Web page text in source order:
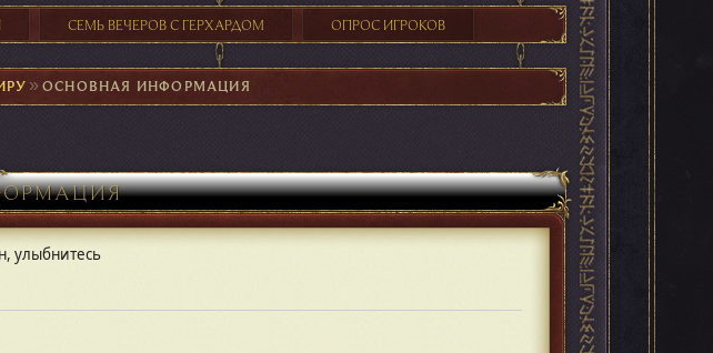
СЕМЬ ВЕЧЕРОВ С ГЕРХАРДОМ ОПРОС ИГРОКОВ
►ОСНОВНАЯ ИНФОРМАЦИЯ
улыбнитесь